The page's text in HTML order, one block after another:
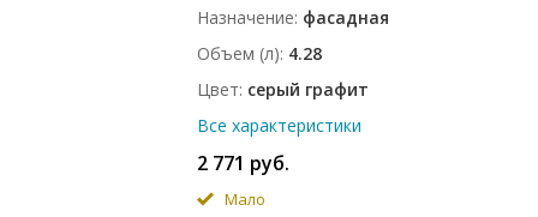
Назначение фасадная
Объем (л) 4.28
Цвет серый графит
Все характеристики
2 771 руб.
Мало